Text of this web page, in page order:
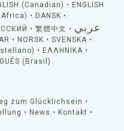
(Canadian)
ENGLISH
Africa)
DANSK
繁體中文 عربي
NORSK
SVENSKA
ΕΛΛΗΝΙΚA
(Brasil)
zum Glücklichsein
News
Kontakt